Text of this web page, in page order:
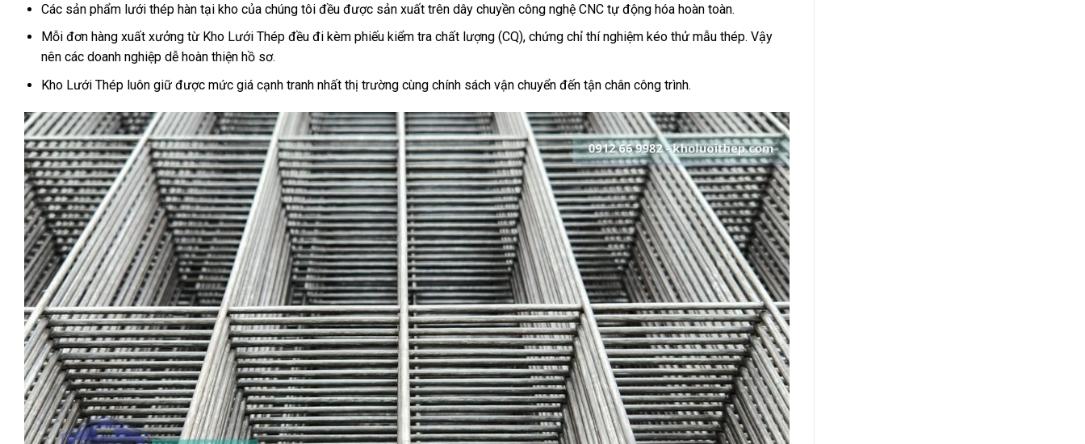
Các sản phẩm lưới thép hàn tại kho của chúng tôi đều được sản xuất trên dây chuyền công nghệ CNC tự động hóa hoàn toàn.
Mỗi đơn hàng xuất xưởng từ Kho Lưới Thép đều đi kèm phiếu kiểm tra chất lượng (CQ), chứng chỉ thí nghiệm kéo thử mẫu thép. Vậy
nên các doanh nghiệp dễ hoàn thiện hồ sơ.
Kho Lưới Thép luôn giữ được mức giá cạnh tranh nhất thị trường cùng chính sách vận chuyển đến tận chân công trình.